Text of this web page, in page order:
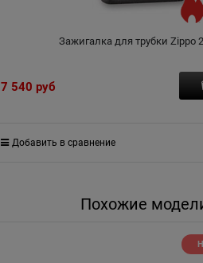
Зажигалка для трубки Zippo
7 540 руб
Добавить в сравнение
Похожие